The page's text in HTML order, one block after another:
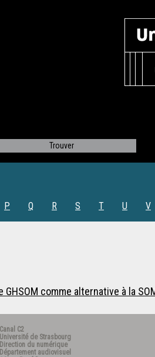
P Q R S T U V
comme alternative à la
Canal C2
Université de Strasbourg
Direction du numérique
Département audiovisuel